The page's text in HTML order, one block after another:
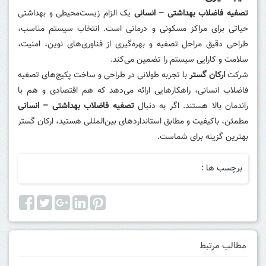
تصفیه فاضلاب بهداشتی – انسانی یک الزام زیست‌محیطی و بهداشتی
حیاتی برای مراکز مسکونی و درمانی است. انتخاب سیستم مناسب،
طراحی دقیق مراحل تصفیه و بهره‌گیری از فناوری‌های نوین، امنیت،
سلامت و کارایی سیستم را تضمین می‌کند.
شرکتارکان گستربا تجربه طولانی در طراحی و ساخت پکیج‌های تصفیه
فاضلاب انسانی، راهکارهایی ارائه می‌دهد که هم اقتصادی و هم با
راندمان بالا هستند. اگر به دنبالتصفیه فاضلاب بهداشتی – انسانی
مطمئن، باکیفیت و مطابق استانداردهای بین‌المللی هستید، ارکان گستر
بهترین گزینه برای شماست.
برچسب ها :
مطالب مرتبط